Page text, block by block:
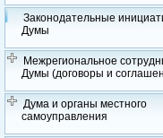
Законодательные
Думы
Межрегиональное
Думы (договоры и
Дума и органы местного
самоуправления